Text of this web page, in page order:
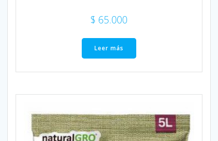
$ 65.000
Leer más